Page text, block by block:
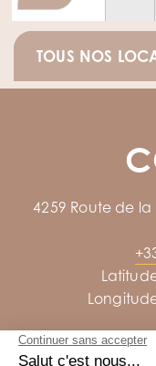
TOUS NOS
4259 Route de la